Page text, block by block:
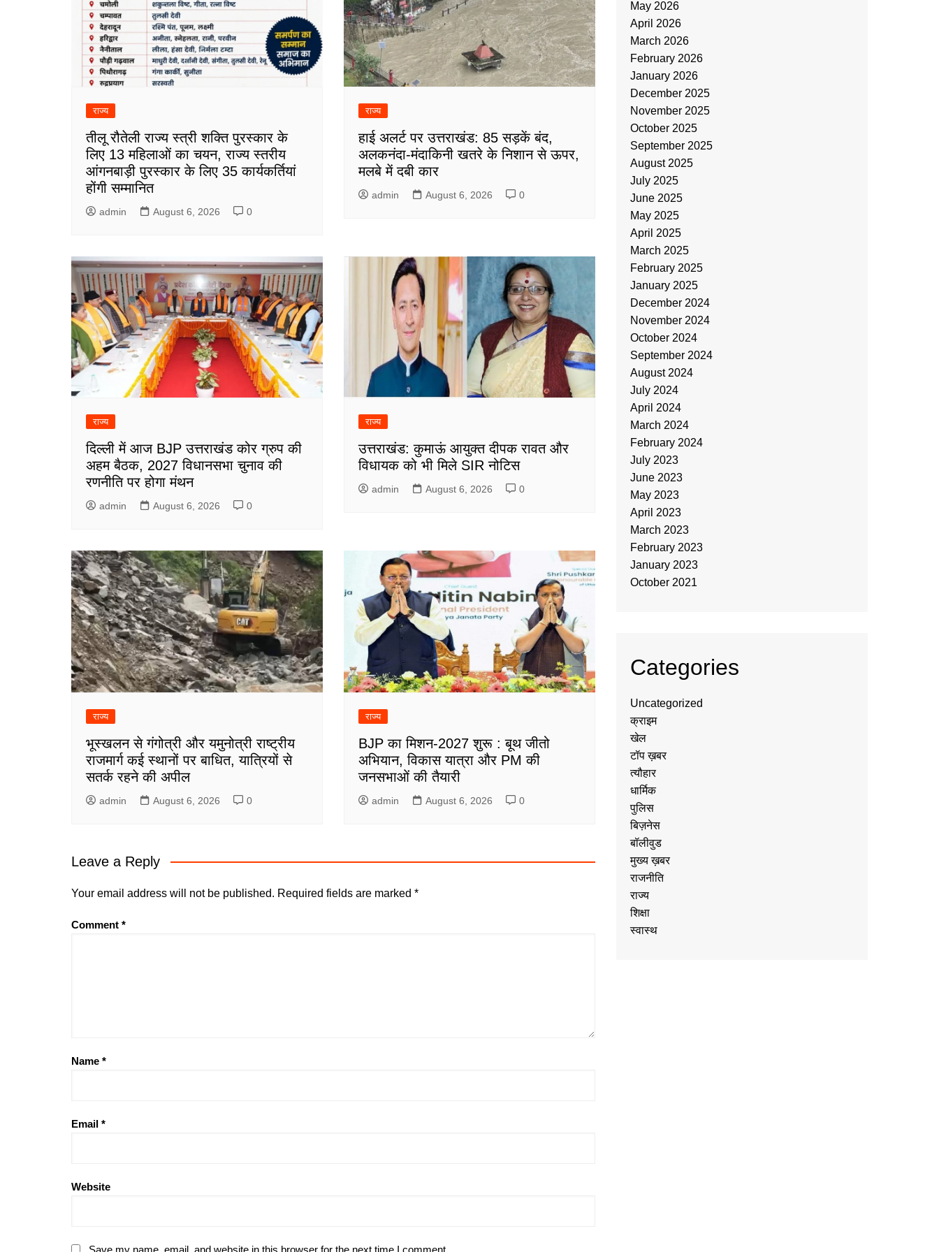
राज्य
तीलू रौतेली राज्य स्त्री शक्ति पुरस्कार के
लिए 13 महिलाओं का चयन, राज्य स्तरीय
आंगनबाड़ी पुरस्कार के लिए 35 कार्यकर्तियां
होंगी सम्मानित
admin August 6, 2026 0
राज्य
हाई अलर्ट पर उत्तराखंड: 85 सड़कें बंद,
अलकनंदा-मंदाकिनी खतरे के निशान से ऊपर,
मलबे में दबी कार
admin August 6, 2026 0
राज्य
दिल्ली में आज BJP उत्तराखंड कोर ग्रुप की
अहम बैठक, 2027 विधानसभा चुनाव की
रणनीति पर होगा मंथन
admin August 6, 2026 0
राज्य
उत्तराखंड: कुमाऊं आयुक्त दीपक रावत और
विधायक को भी मिले SIR नोटिस
admin August 6, 2026 0
राज्य
भूस्खलन से गंगोत्री और यमुनोत्री राष्ट्रीय
राजमार्ग कई स्थानों पर बाधित, यात्रियों से
सतर्क रहने की अपील
admin August 6, 2026 0
राज्य
BJP का मिशन-2027 शुरू : बूथ जीतो
अभियान, विकास यात्रा और PM की
जनसभाओं की तैयारी
admin August 6, 2026 0
Leave a Reply
Your email address will not be published. Required fields are marked *
Comment *
Name *
Email *
Website
Save my name, email, and website in this browser for the next time I comment.
May 2026
April 2026
March 2026
February 2026
January 2026
December 2025
November 2025
October 2025
September 2025
August 2025
July 2025
June 2025
May 2025
April 2025
March 2025
February 2025
January 2025
December 2024
November 2024
October 2024
September 2024
August 2024
July 2024
April 2024
March 2024
February 2024
July 2023
June 2023
May 2023
April 2023
March 2023
February 2023
January 2023
October 2021
Categories
Uncategorized
क्राइम
खेल
टॉप ख़बर
त्यौहार
धार्मिक
पुलिस
बिज़नेस
बॉलीवुड
मुख्य ख़बर
राजनीति
राज्य
शिक्षा
स्वास्थ